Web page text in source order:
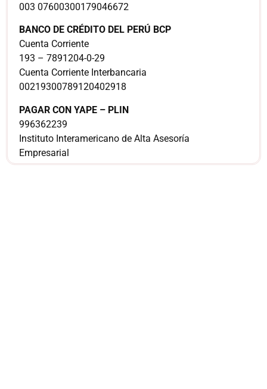
003 07600300179046672
BANCO DE CRÉDITO DEL PERÚ BCP
Cuenta Corriente
193 – 7891204-0-29
Cuenta Corriente Interbancaria
00219300789120402918
PAGAR CON YAPE – PLIN
996362239
Instituto Interamericano de Alta Asesoría
Empresarial